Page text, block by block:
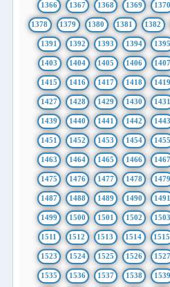
1366 1367 1368 1369 1370
1378 1379 1380 1381 1382
1391 1392 1393 1394 1395
1403 1404 1405 1406
1415 1416 1417 1418 1419
1427 1428 1429 1430 1431
1439 1440 1441 1442 1443
1451 1452 1453 1454 1455
1463 1464 1465 1466 1467
1475 1476 1477 1478 1479
1487 1488 1489 1490 1491
1499 1500 1501 1502 1503
1511 1512 1513 1514 1515
1523 1524 1525 1526 1527
1535 1536 1537 1538 1539